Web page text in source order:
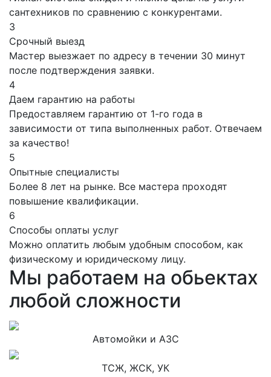
сантехников по сравнению с конкурентами.
3
Срочный выезд
Мастер выезжает по адресу в течении 30 минут
после подтверждения заявки.
4
Даем гарантию на работы
Предоставляем гарантию от 1-го года в
зависимости от типа выполненных работ. Отвечаем
за качество!
5
Опытные специалисты
Более 8 лет на рынке. Все мастера проходят
повышение квалификации.
6
Способы оплаты услуг
Можно оплатить любым удобным способом, как
физическому и юридическому лицу.
Мы работаем на обьектах
любой сложности
Автомойки и АЗС
ТСЖ, ЖСК, УК